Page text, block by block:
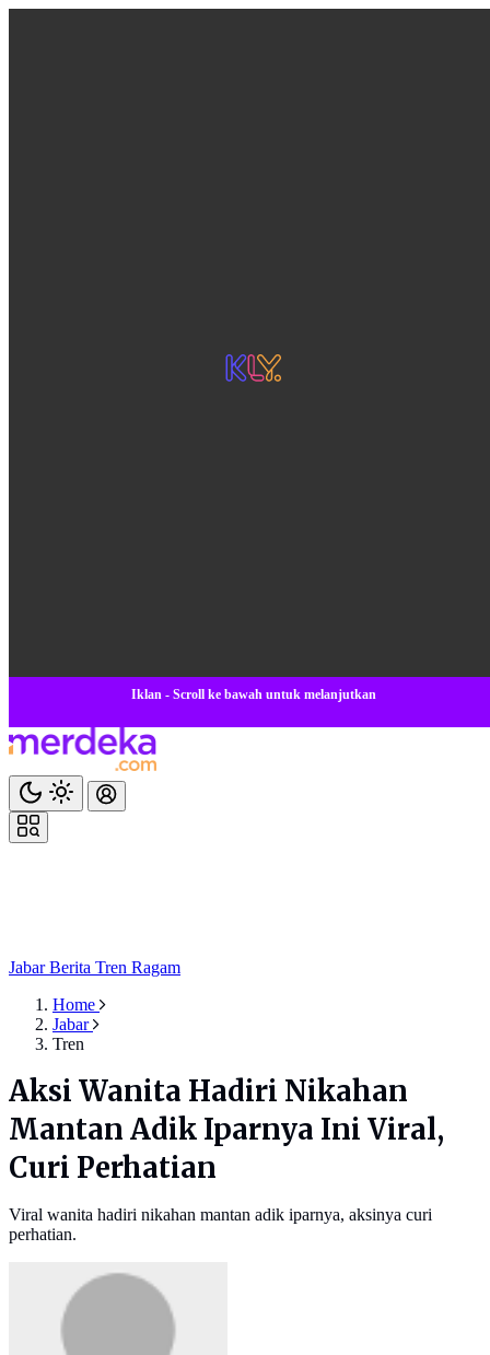
Iklan - Scroll ke bawah untuk melanjutkan
JabarBerita Tren Ragam
Home
Jabar
Tren
Aksi Wanita Hadiri Nikahan
Mantan Adik Iparnya Ini Viral,
Curi Perhatian
Viral wanita hadiri nikahan mantan adik iparnya, aksinya curi
perhatian.